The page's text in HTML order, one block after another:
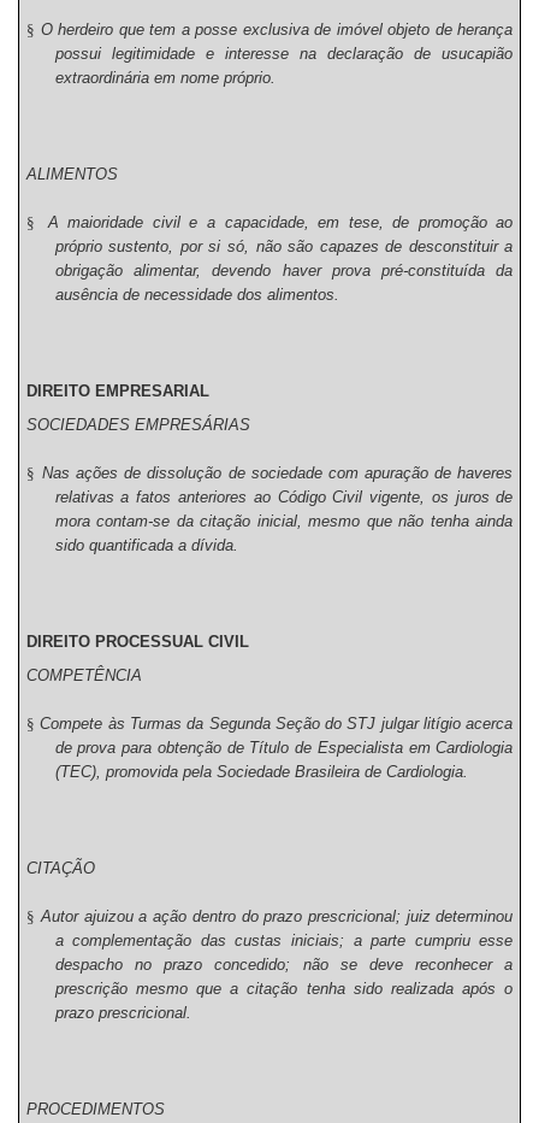
§ O herdeiro que tem a posse exclusiva de imóvel objeto de herança
possui legitimidade e interesse na declaração de usucapião
extraordinária em nome próprio.
ALIMENTOS
§
A maioridade civil e a capacidade, em tese, de promoção ao
próprio sustento, por si só, não são capazes de desconstituir a
obrigação alimentar, devendo haver prova pré-constituída da
ausência de necessidade dos alimentos.
DIREITO EMPRESARIAL
SOCIEDADES EMPRESÁRIAS
§ Nas ações de dissolução de sociedade com apuração de haveres
relativas a fatos anteriores ao Código Civil vigente, os juros de
mora contam-se da citação inicial, mesmo que não tenha ainda
sido quantificada a dívida.
DIREITO PROCESSUAL CIVIL
COMPETÊNCIA
§ Compete às Turmas da Segunda Seção do STJ julgar litígio acerca
de prova para obtenção de Título de Especialista em Cardiologia
(TEC), promovida pela Sociedade Brasileira de Cardiologia.
CITAÇÃO
§ Autor ajuizou a ação dentro do prazo prescricional; juiz determinou
a complementação das custas iniciais; a parte cumpriu esse
despacho no prazo concedido; não se deve reconhecer a
prescrição mesmo que a citação tenha sido realizada após o
prazo prescricional.
PROCEDIMENTOS